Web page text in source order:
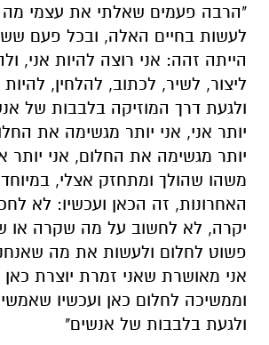
"הרבה פעמים שאלתי את עצמי מה
לעשות בחיים האלה, ובכל פעם
הייתה זהה: אני רוצה להיות אני,
ליצור, לשיר, לכתוב, להלחין, להיות
ולגעת דרך המוזיקה בלבבות של
יותר אני, אני יותר מגשימה את
יותר מגשימה את החלום, אני יותר
משהו שהולך ומתחזק אצלי,
האחרונות, זה הכאן ועכשיו: לא
יקרה, לא לחשוב על מה שקרה או
פשוט לחלום ולעשות את מה
אני מאושרת שאני זמרת יוצרת כאן
וממשיכה לחלום כאן ועכשיו
ולגעת בלבבות של אנשים"